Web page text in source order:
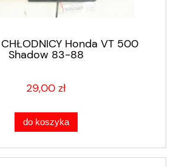
Honda VT 500
Shadow 83-88
29,00 zł
do koszyka